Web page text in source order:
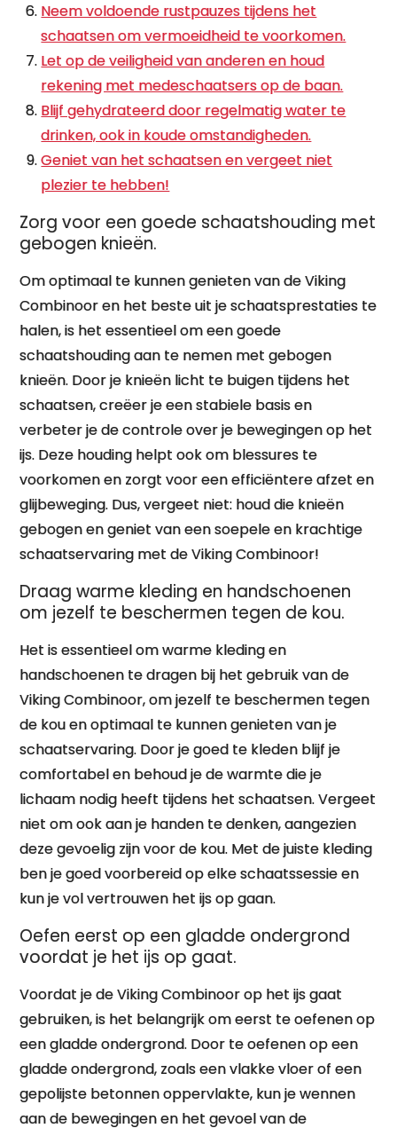
Neem voldoende rustpauzes tijdens het
schaatsen om vermoeidheid te voorkomen.
Let op de veiligheid van anderen en houd
rekening met medeschaatsers op de baan.
Blijf gehydrateerd door regelmatig water te
drinken, ook in koude omstandigheden.
Geniet van het schaatsen en vergeet niet
plezier te hebben!
Zorg voor een goede schaatshouding met
gebogen knieën.
Om optimaal te kunnen genieten van de Viking
Combinoor en het beste uit je schaatsprestaties te
halen, is het essentieel om een goede
schaatshouding aan te nemen met gebogen
knieën. Door je knieën licht te buigen tijdens het
schaatsen, creëer je een stabiele basis en
verbeter je de controle over je bewegingen op het
ijs. Deze houding helpt ook om blessures te
voorkomen en zorgt voor een efficiëntere afzet en
glijbeweging. Dus, vergeet niet: houd die knieën
gebogen en geniet van een soepele en krachtige
schaatservaring met de Viking Combinoor!
Draag warme kleding en handschoenen
om jezelf te beschermen tegen de kou.
Het is essentieel om warme kleding en
handschoenen te dragen bij het gebruik van de
Viking Combinoor, om jezelf te beschermen tegen
de kou en optimaal te kunnen genieten van je
schaatservaring. Door je goed te kleden blijf je
comfortabel en behoud je de warmte die je
lichaam nodig heeft tijdens het schaatsen. Vergeet
niet om ook aan je handen te denken, aangezien
deze gevoelig zijn voor de kou. Met de juiste kleding
ben je goed voorbereid op elke schaatssessie en
kun je vol vertrouwen het ijs op gaan.
Oefen eerst op een gladde ondergrond
voordat je het ijs op gaat.
Voordat je de Viking Combinoor op het ijs gaat
gebruiken, is het belangrijk om eerst te oefenen op
een gladde ondergrond. Door te oefenen op een
gladde ondergrond, zoals een vlakke vloer of een
gepolijste betonnen oppervlakte, kun je wennen
aan de bewegingen en het gevoel van de